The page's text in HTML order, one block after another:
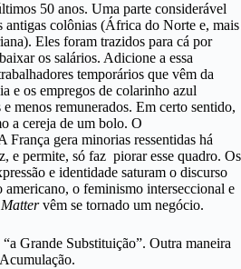
50 anos. Uma parte considerável
antigas colônias (África do Norte e, mais
Eles foram trazidos para cá por
os salários. Adicione a essa
temporários que vêm da
e os empregos de colarinho azul
e menos remunerados. Em certo sentido,
a cereja de um bolo. O
França gera minorias ressentidas há
e permite, só faz piorar esse quadro. Os
e identidade saturam o discurso
o feminismo interseccional e
vêm se tornado um negócio.
Grande Substituição”. Outra maneira